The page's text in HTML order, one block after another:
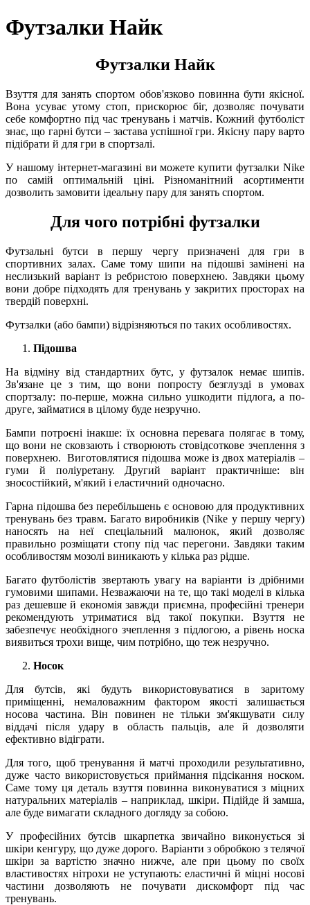
Футзалки Найк
Футзалки Найк
Взуття для занять спортом обов'язково повинна бути якісної.
Вона усуває утому стоп, прискорює біг, дозволяє почувати
себе комфортно під час тренувань і матчів. Кожний футболіст
знає, що гарні бутси – застава успішної гри. Якісну пару варто
підібрати й для гри в спортзалі.
У нашому інтернет-магазині ви можете купити футзалки Nike
по самій оптимальній ціні. Різноманітний асортименти
дозволить замовити ідеальну пару для занять спортом.
Для чого потрібні футзалки
Футзальні бутси в першу чергу призначені для гри в
спортивних залах. Саме тому шипи на підошві замінені на
неслизький варіант із ребристою поверхнею. Завдяки цьому
вони добре підходять для тренувань у закритих просторах на
твердій поверхні.
Футзалки (або бампи) відрізняються по таких особливостях.
Підошва
На відміну від стандартних бутс, у футзалок немає шипів.
Зв'язане це з тим, що вони попросту безглузді в умовах
спортзалу: по-перше, можна сильно ушкодити підлога, а по-
друге, займатися в цілому буде незручно.
Бампи потроєні інакше: їх основна перевага полягає в тому,
що вони не сковзають і створюють стовідсоткове зчеплення з
поверхнею. Виготовлятися підошва може із двох матеріалів –
гуми й поліуретану. Другий варіант практичніше: він
зносостійкий, м'який і еластичний одночасно.
Гарна підошва без перебільшень є основою для продуктивних
тренувань без травм. Багато виробників (Nike у першу чергу)
наносять на неї спеціальний малюнок, який дозволяє
правильно розміщати стопу під час перегони. Завдяки таким
особливостям мозолі виникають у кілька раз рідше.
Багато футболістів звертають увагу на варіанти із дрібними
гумовими шипами. Незважаючи на те, що такі моделі в кілька
раз дешевше й економія завжди приємна, професійні тренери
рекомендують утриматися від такої покупки. Взуття не
забезпечує необхідного зчеплення з підлогою, а рівень носка
виявиться трохи вище, чим потрібно, що теж незручно.
Носок
Для бутсів, які будуть використовуватися в заритому
приміщенні, немаловажним фактором якості залишається
носова частина. Він повинен не тільки зм'якшувати силу
віддачі після удару в область пальців, але й дозволяти
ефективно відіграти.
Для того, щоб тренування й матчі проходили результативно,
дуже часто використовується приймання підсікання носком.
Саме тому ця деталь взуття повинна виконуватися з міцних
натуральних матеріалів – наприклад, шкіри. Підійде й замша,
але буде вимагати складного догляду за собою.
У професійних бутсів шкарпетка звичайно виконується зі
шкіри кенгуру, що дуже дорого. Варіанти з обробкою з телячої
шкіри за вартістю значно нижче, але при цьому по своїх
властивостях нітрохи не уступають: еластичні й міцні носові
частини дозволяють не почувати дискомфорт під час
тренувань.